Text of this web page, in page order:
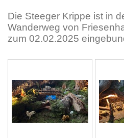
Die Steeger Krippe ist in
Wanderweg von
zum 02.02.2025